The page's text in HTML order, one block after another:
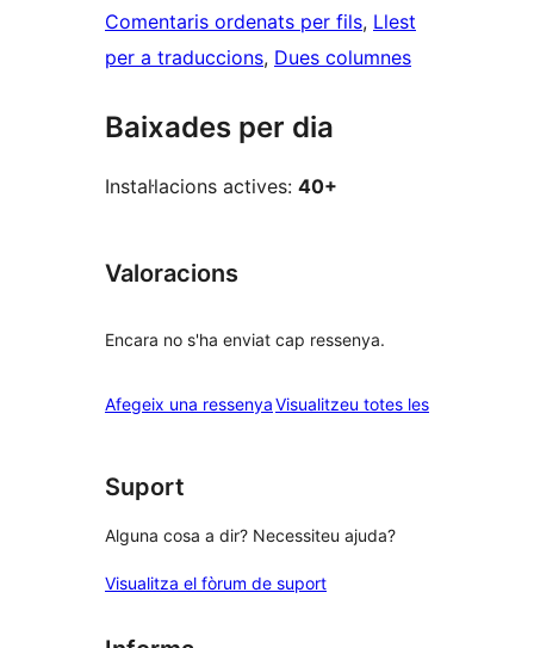
Comentaris ordenats per fils, Llest
per a traduccions, Dues columnes
Baixades per dia
Instal·lacions actives: 40+
Valoracions
Encara no s'ha enviat cap ressenya.
Afegeix una ressenyaVisualitzeu totes lesressenyes
Suport
Alguna cosa a dir? Necessiteu ajuda?
Visualitza el fòrum de suport